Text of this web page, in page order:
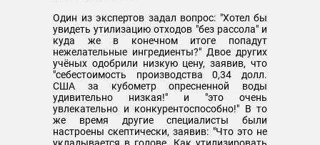
Один из экспертов задал вопрос: "Хотел бы
увидеть утилизацию отходов "без рассола" и
куда же в конечном итоге попадут
нежелательные ингредиенты?" Двое других
учёных одобрили низкую цену, заявив, что
"себестоимость производства 0,34 долл.
США за кубометр опресненной воды
удивительно низкая!" и "это очень
увлекательно и конкурентоспособно!" В то
же время другие специалисты были
настроены скептически, заявив: "Что это не